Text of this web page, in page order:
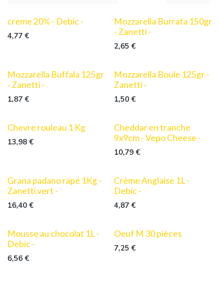
creme 20% - Debic -
4,77 €
Mozzarella Burrata 150gr
- Zanetti -
2,65 €
Mozzarella Buffala 125gr
- Zanetti -
1,87 €
Mozzarella Boule 125gr -
Zanetti -
1,50€
Chevre rouleau 1 Kg
13,98 €
Cheddar en tranche
9x9cm - Vepo Cheese -
10,79€
Grana padano rapé 1Kg -
Zanetti vert -
16,40 €
Crème Anglaise 1L -
Debic -
4,87€
Mousse au chocolat 1L -
Debic -
6,56 €
Oeuf M 30 pièces
7,25 €